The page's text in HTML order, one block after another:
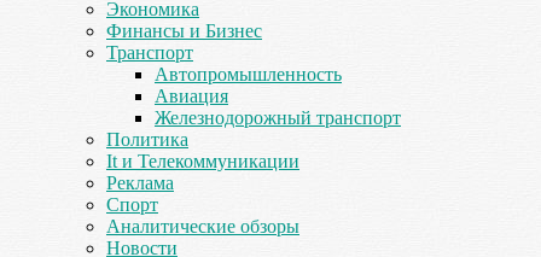
Экономика
Финансы и Бизнес
Транспорт
Автопромышленность
Авиация
Железнодорожный транспорт
Политика
It и Телекоммуникации
Реклама
Спорт
Аналитические обзоры
Новости